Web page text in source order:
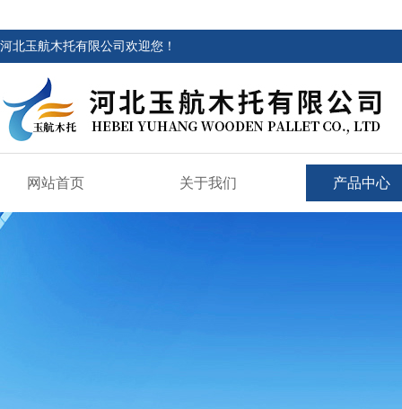
河北玉航木托有限公司欢迎您！
网站首页 关于我们 产品中心